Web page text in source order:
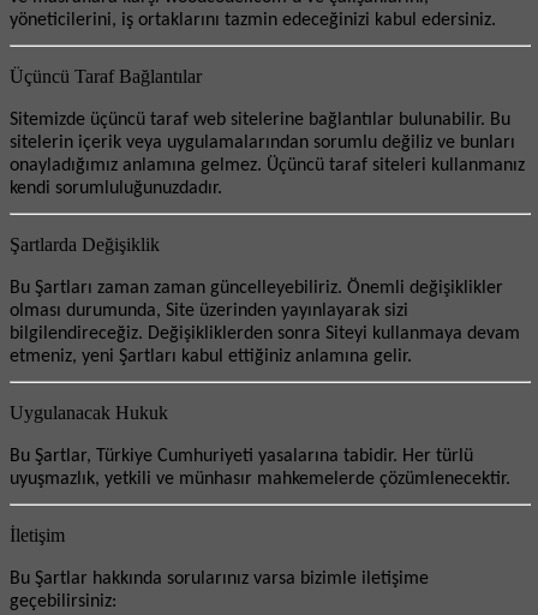
yöneticilerini, iş ortaklarını tazmin edeceğinizi kabul edersiniz.
Üçüncü Taraf Bağlantılar
Sitemizde üçüncü taraf web sitelerine bağlantılar bulunabilir. Bu
sitelerin içerik veya uygulamalarından sorumlu değiliz ve bunları
onayladığımız anlamına gelmez. Üçüncü taraf siteleri kullanmanız
kendi sorumluluğunuzdadır.
Şartlarda Değişiklik
Bu Şartları zaman zaman güncelleyebiliriz. Önemli değişiklikler
olması durumunda, Site üzerinden yayınlayarak sizi
bilgilendireceğiz. Değişikliklerden sonra Siteyi kullanmaya devam
etmeniz, yeni Şartları kabul ettiğiniz anlamına gelir.
Uygulanacak Hukuk
Bu Şartlar, Türkiye Cumhuriyeti yasalarına tabidir. Her türlü
uyuşmazlık, yetkili ve münhasır mahkemelerde çözümlenecektir.
İletişim
Bu Şartlar hakkında sorularınız varsa bizimle iletişime
geçebilirsiniz: